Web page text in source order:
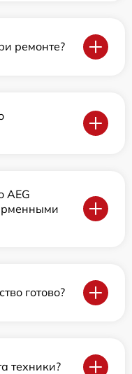
ремонте?
AEG
готово?
техники?